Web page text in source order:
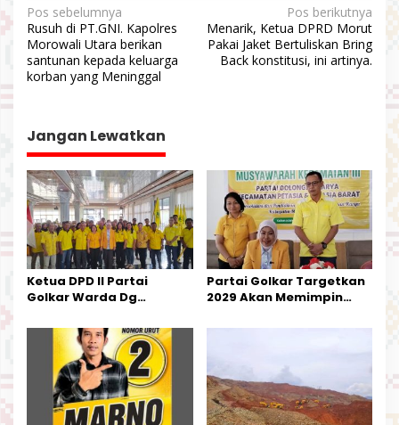
N
a
v
i
a
s
i
p
o
s
Pos sebelumnya
Rusuh di PT.GNI. Kapolres
Morowali Utara berikan
santunan kepada keluarga
korban yang Meninggal
Pos berikutnya
Menarik, Ketua DPRD Morut
Pakai Jaket Bertuliskan Bring
Back konstitusi, ini artinya.
Jangan Lewatkan
Ketua DPD II Partai
Golkar Warda Dg
Pengurus Parti
Kecamatan Petasia dan
Kecamatan Petbar
Partai Golkar Targetkan
2029 Akan Memimpin